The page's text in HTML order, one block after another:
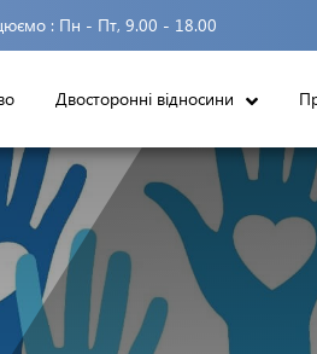
: Пн - Пт, 9.00 - 18.00
Двосторонні відносини